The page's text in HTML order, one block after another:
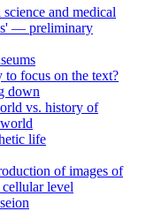
and medical
— preliminary
focus on the text?
down
vs. history of
life
of images of
level